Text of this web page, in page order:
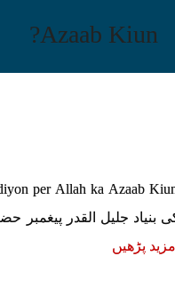
Azaab Kiun?
بنیاد جلیل القدر پیغمبر
مزید پڑھیں